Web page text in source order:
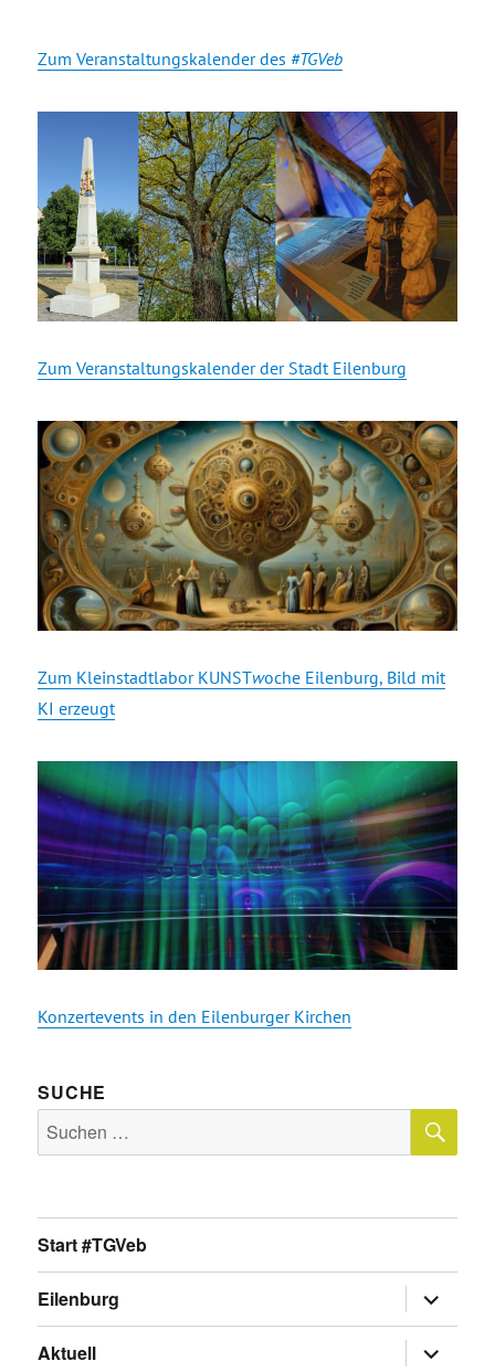
Zum Veranstaltungskalender des #TGVeb
Zum Veranstaltungskalender der Stadt Eilenburg
Zum Kleinstadtlabor KUNSTwoche Eilenburg, Bild mit
KI erzeugt
Konzertevents in den Eilenburger Kirchen
SUCHE
Suche
nach:
Start #TGVeb
Eilenburg
anzeigen
Aktuell
anzeigen